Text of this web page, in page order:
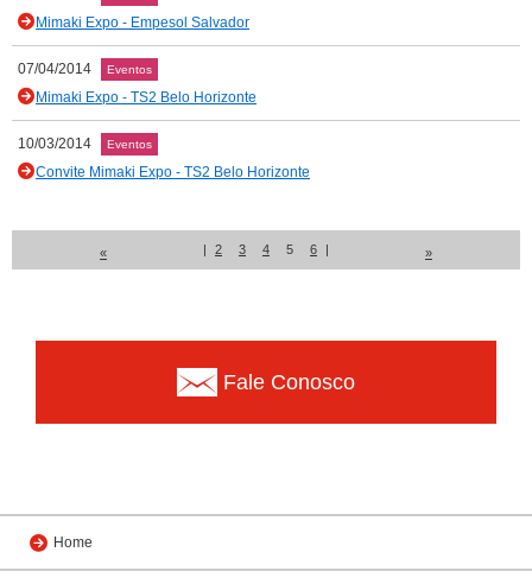
Mimaki Expo - Empesol Salvador
07/04/2014 Eventos
Mimaki Expo - TS2 Belo Horizonte
10/03/2014 Eventos
Convite Mimaki Expo - TS2 Belo Horizonte
« | 2 3 4 5 6 | »
Fale Conosco
Home